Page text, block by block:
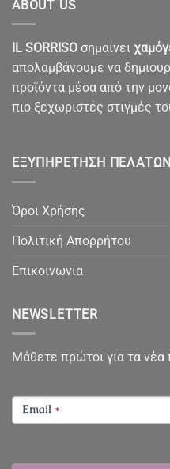
ABOUT US
IL SORRISO σημαίνει
απολαμβάνουμε να
προϊόντα μέσα από την
πιο ξεχωριστές στιγμές
ΕΞΥΠΗΡΈΤΗΣΗ ΠΕΛΑΤΏΝ
Όροι Χρήσης
Πολιτική Απορρήτου
Επικοινωνία
NEWSLETTER
Μάθετε πρώτοι για τα νέα
NEWSLETTER
Email *